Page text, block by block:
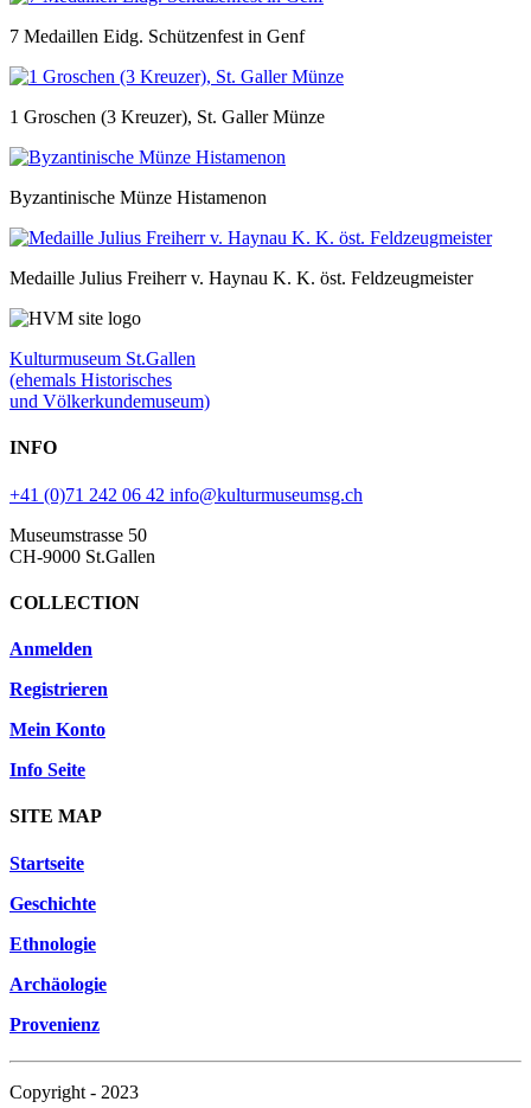
7 Medaillen Eidg. Schützenfest in Genf
1 Groschen (3 Kreuzer), St. Galler Münze
Byzantinische Münze Histamenon
Medaille Julius Freiherr v. Haynau K. K. öst. Feldzeugmeister
Kulturmuseum St.Gallen
(ehemals Historisches
und Völkerkundemuseum)
INFO
+41 (0)71 242 06 42 info@kulturmuseumsg.ch
Museumstrasse 50
CH-9000 St.Gallen
COLLECTION
Anmelden
Registrieren
Mein Konto
Info Seite
SITE MAP
Startseite
Geschichte
Ethnologie
Archäologie
Provenienz
Copyright - 2023